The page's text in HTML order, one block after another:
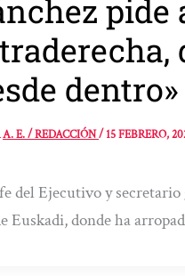
pide
dentro»
A. E. / REDACCIÓN/15 FEBRERO,
del Ejecutivo y
Euskadi, donde ha